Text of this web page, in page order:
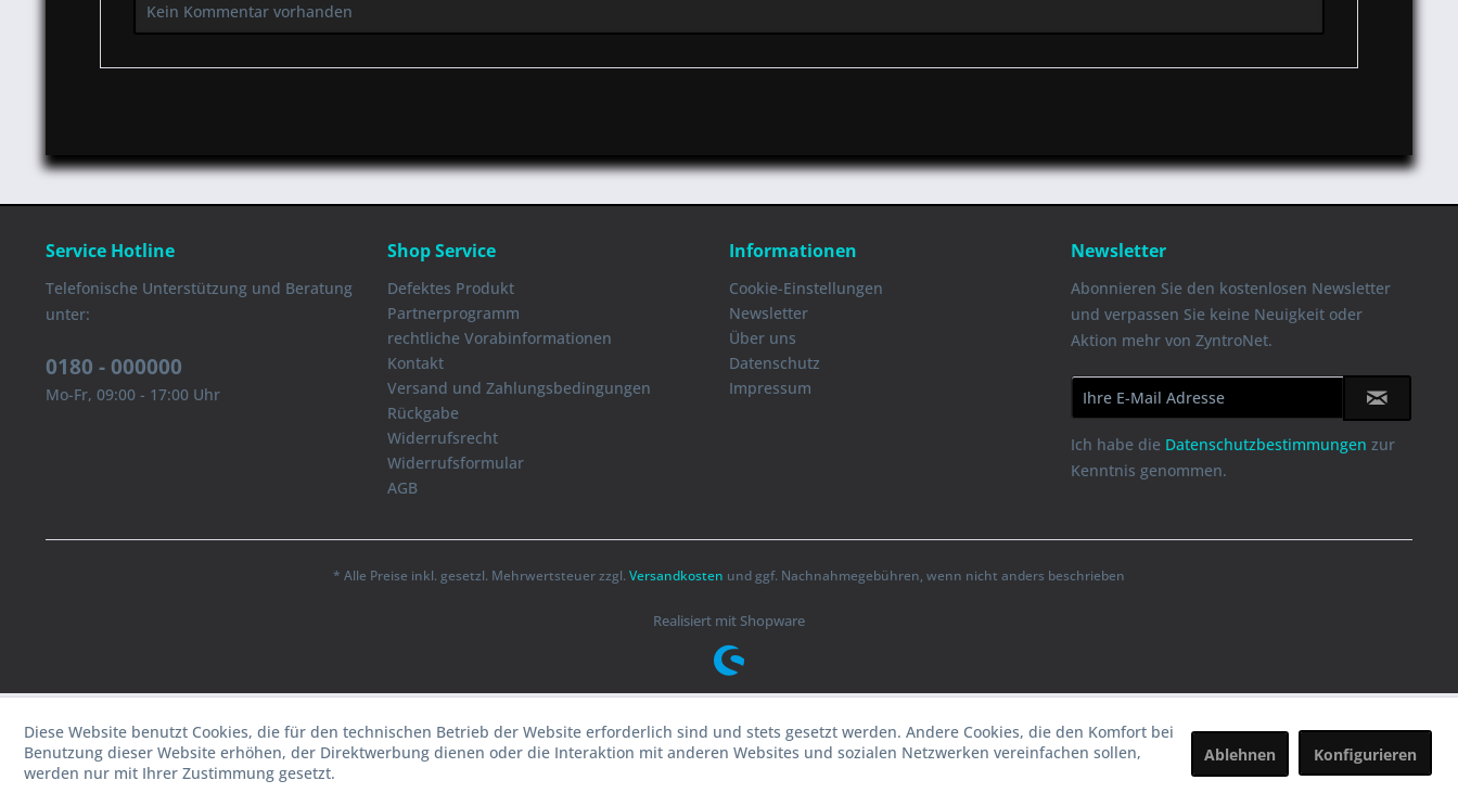
Kein Kommentar vorhanden
Service Hotline
Telefonische Unterstützung und Beratung
unter:
0180 - 000000
Mo-Fr, 09:00 - 17:00 Uhr
Shop Service
Defektes Produkt
Partnerprogramm
rechtliche Vorabinformationen
Kontakt
Versand und Zahlungsbedingungen
Rückgabe
Widerrufsrecht
Widerrufsformular
AGB
Informationen
Cookie-Einstellungen
Newsletter
Über uns
Datenschutz
Impressum
Newsletter
Abonnieren Sie den kostenlosen Newsletter
und verpassen Sie keine Neuigkeit oder
Aktion mehr von ZyntroNet.
Ich habe die Datenschutzbestimmungen zur
Kenntnis genommen.
* Alle Preise inkl. gesetzl. Mehrwertsteuer zzgl. Versandkosten und ggf. Nachnahmegebühren, wenn nicht anders beschrieben
Realisiert mit Shopware
Diese Website benutzt Cookies, die für den technischen Betrieb der Website erforderlich sind und stets gesetzt werden. Andere Cookies, die den Komfort bei
Benutzung dieser Website erhöhen, der Direktwerbung dienen oder die Interaktion mit anderen Websites und sozialen Netzwerken vereinfachen sollen,
werden nur mit Ihrer Zustimmung gesetzt.
Ablehnen Konfigurieren